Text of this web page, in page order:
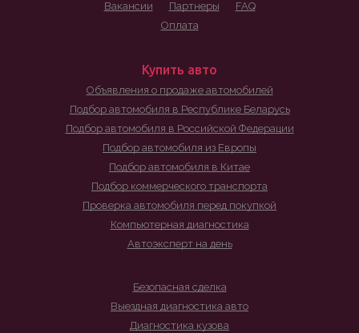
Вакансии
Партнеры
FAQ
Оплата
Купить авто
Объявления о продаже автомобилей
Подбор автомобиля в Республике Беларусь
Подбор автомобиля в Российской Федерации
Подбор автомобиля из Европы
Подбор автомобиля в Китае
Подбор коммерческого транспорта
Проверка автомобиля перед покупкой
Компьютерная диагностика
Автоэксперт на день
Безопасная сделка
Выездная диагностика авто
Диагностика кузова